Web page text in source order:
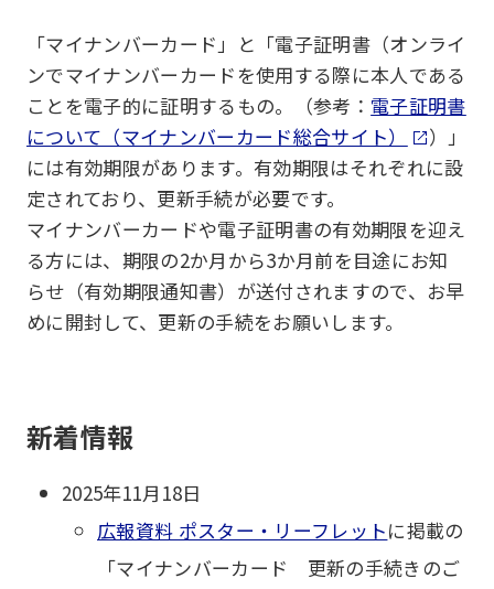
「マイナンバーカード」と「電子証明書（オンライ
ンでマイナンバーカードを使用する際に本人である
ことを電子的に証明するもの。（参考： 電子証明書
について（マイナンバーカード総合サイト）
）」
には有効期限があります。有効期限はそれぞれに設
定されており、更新手続が必要です。
マイナンバーカードや電子証明書の有効期限を迎え
る方には、期限の2か月から3か月前を目途にお知
らせ（有効期限通知書）が送付されますので、お早
めに開封して、更新の手続をお願いします。
新着情報
2025年11月18日
広報資料 ポスター・リーフレットに掲載の
「マイナンバーカード 更新の手続きのご